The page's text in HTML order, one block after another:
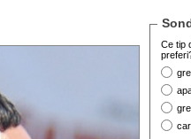
Ce tip